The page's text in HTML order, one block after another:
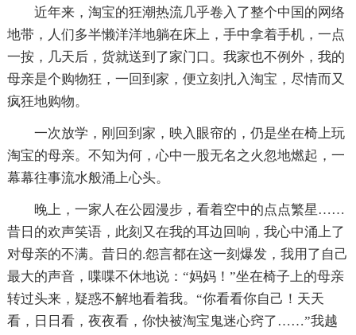
近年来，淘宝的狂潮热流几乎卷入了整个中国的网络
地带，人们多半懒洋洋地躺在床上，手中拿着手机，一点
一按，几天后，货就送到了家门口。我家也不例外，我的
母亲是个购物狂，一回到家，便立刻扎入淘宝，尽情而又
疯狂地购物。
一次放学，刚回到家，映入眼帘的，仍是坐在椅上玩
淘宝的母亲。不知为何，心中一股无名之火忽地燃起，一
幕幕往事流水般涌上心头。
晚上，一家人在公园漫步，看着空中的点点繁星……
昔日的欢声笑语，此刻又在我的耳边回响，我心中涌上了
对母亲的不满。昔日的.怨言都在这一刻爆发，我用了自己
最大的声音，喋喋不休地说：“妈妈！”坐在椅子上的母亲
转过头来，疑惑不解地看着我。“你看看你自己！天天
看，日日看，夜夜看，你快被淘宝鬼迷心窍了……”我越